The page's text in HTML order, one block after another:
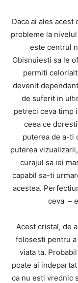
Daca ai ales acest
probleme la
este centrul
Obisnuiesti sa le
permiti
devenit
de suferit in
petreci ceva timp
ceea ce
puterea de a-ti
puterea
curajul sa iei
capabil sa-ti
acestea.
ceva –
Acest cristal, de
folosesti pentru
viata ta.
poate ai
ca nu esti vrednic